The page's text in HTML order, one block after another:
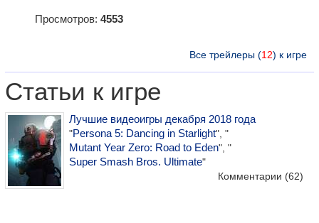
Просмотров: 4553
Все трейлеры (12) к игре
Статьи к игре
Лучшие видеоигры декабря 2018 года
"Persona 5: Dancing in Starlight", "
Mutant Year Zero: Road to Eden", "
Super Smash Bros. Ultimate"
Комментарии (62)